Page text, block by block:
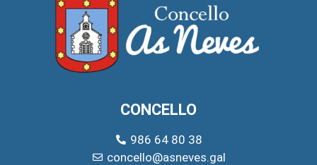
CONCELLO
986 64 80 38
concello@asneves.gal